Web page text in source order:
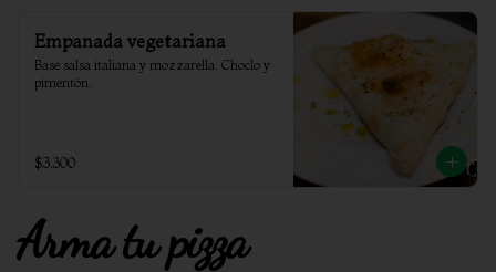
Empanada vegetariana
Base salsa italiana y mozzarella. Choclo y
pimentón.
$3.300
Arma tu pizza